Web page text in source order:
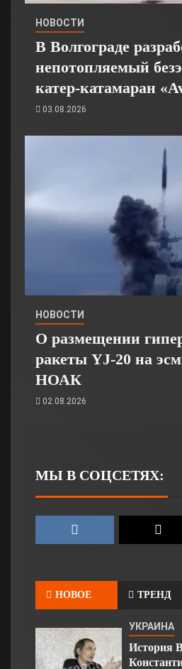
НОВОСТИ
В Волгограде
непотопляемый
катер-катамаран
03.08.2026
НОВОСТИ
О размещении
ракеты YJ-20 на
НОАК
02.08.2026
МЫ В СОЦСЕТЯХ:
НОВОЕ ТРЕНД
УКРАИНА
История